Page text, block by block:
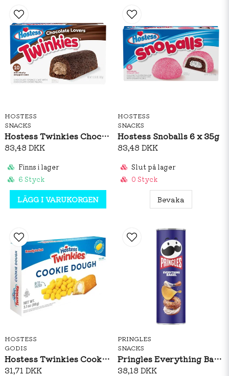
HOSTESS
SNACKS
Hostess Twinkies Chocolate 10 x 38g
83,48 DKK
Finns i lager
6 Styck
LÄGG I VARUKORGEN
HOSTESS
SNACKS
Hostess Snoballs 6 x 35g
83,48 DKK
Slut på lager
0 Styck
Bevaka
HOSTESS
GODIS
Hostess Twinkies Cookie Dough 88g
31,71 DKK
PRINGLES
SNACKS
Pringles Everything Bagel 158g
38,18 DKK
kolhydrater 61g
sockerarter 41g,
protein 2,5g
salt 0,48g .